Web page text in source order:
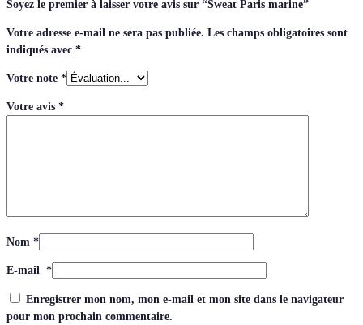
Soyez le premier à laisser votre avis sur “Sweat Paris marine”
Votre adresse e-mail ne sera pas publiée. Les champs obligatoires sont
indiqués avec *
Votre note *
Votre avis *
Nom *
E-mail *
Enregistrer mon nom, mon e-mail et mon site dans le navigateur
pour mon prochain commentaire.